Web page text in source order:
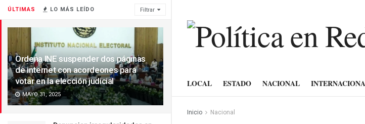
ÚLTIMAS LO MÁS LEÍDO Filtrar
Ordena INE suspender dos páginas
de internet con acordeones para
votar en la elección judicial
MAYO 31, 2025
LOCAL ESTADO NACIONAL
Inicio Nacional